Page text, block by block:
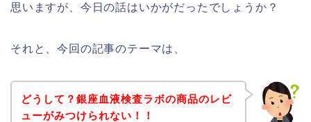
思いますが、今日の話はいかがだったでしょうか？
それと、今回の記事のテーマは、
どうして？銀座血液検査ラボの商品のレビ
ューがみつけられない！！